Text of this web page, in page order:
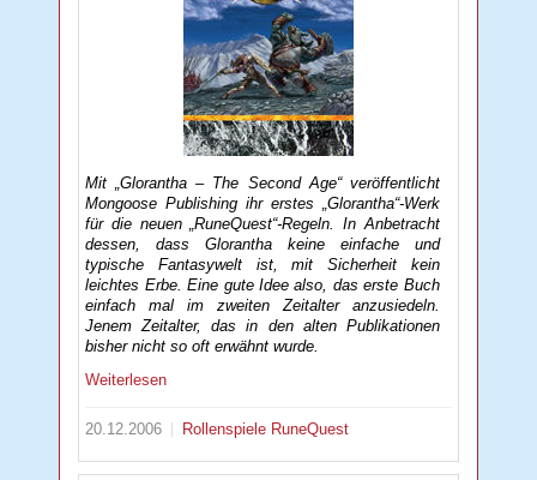
Mit „Glorantha – The Second Age“ veröffentlicht
Mongoose Publishing ihr erstes „Glorantha“-Werk
für die neuen „RuneQuest“-Regeln. In Anbetracht
dessen, dass Glorantha keine einfache und
typische Fantasywelt ist, mit Sicherheit kein
leichtes Erbe. Eine gute Idee also, das erste Buch
einfach mal im zweiten Zeitalter anzusiedeln.
Jenem Zeitalter, das in den alten Publikationen
bisher nicht so oft erwähnt wurde.
Weiterlesen
20.12.2006 Rollenspiele RuneQuest